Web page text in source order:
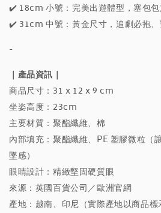
✔️ 18cm 小號：完美出遊體型，塞包包
✔️ 31cm 中號：黃金尺寸，追劇必抱、
-
｜產品資訊｜
商品尺寸：31 x 12 x 9 cm
坐姿高度：23cm
主要材質：聚酯纖維、棉
內部填充：聚酯纖維、PE 塑膠微粒（
墜感）
眼睛設計：精緻堅固硬質眼
來源：英國百貨公司／歐洲官網
產地：越南、印尼（實際產地以商品標